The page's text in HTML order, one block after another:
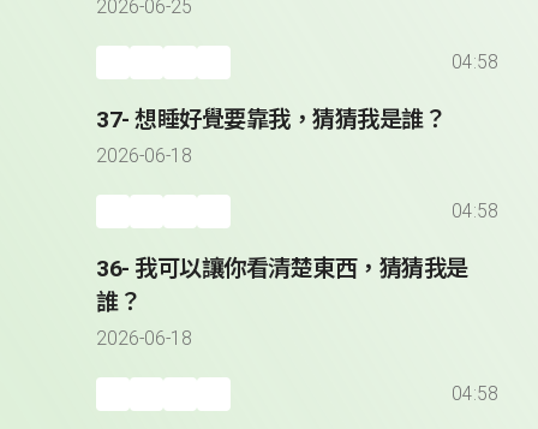
2026-06-25
04:58
37- 想睡好覺要靠我，猜猜我是誰？
2026-06-18
04:58
36- 我可以讓你看清楚東西，猜猜我是
誰？
2026-06-18
04:58